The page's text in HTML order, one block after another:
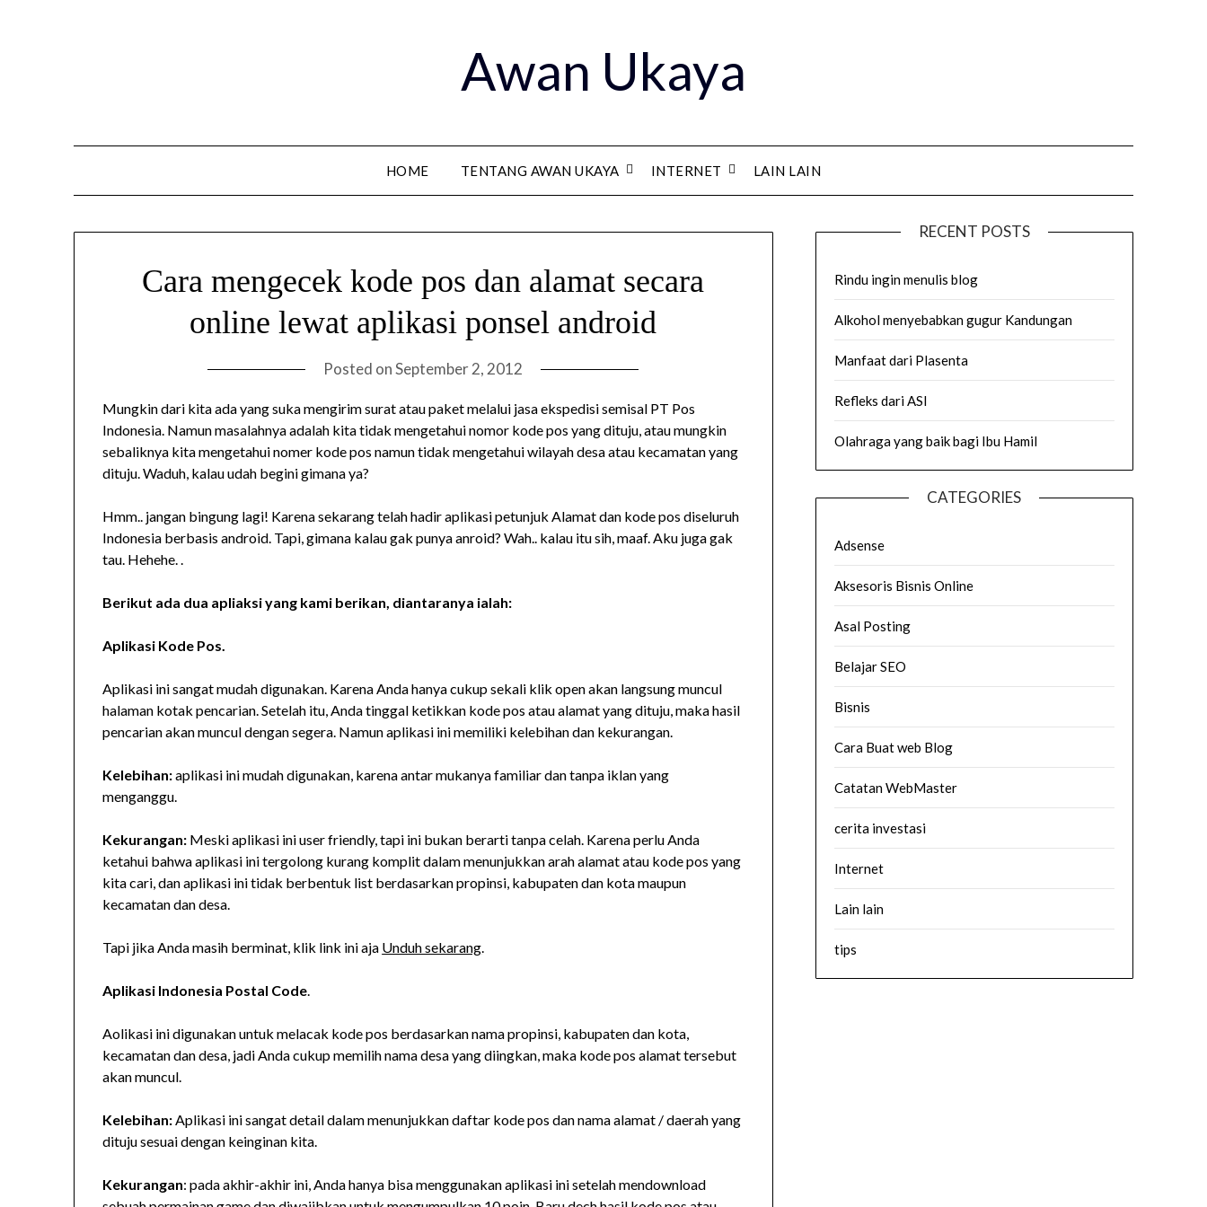
Awan Ukaya
HOME TENTANG AWAN UKAYA INTERNET LAIN LAIN
Cara mengecek kode pos dan alamat secara
online lewat aplikasi ponsel android
Posted onSeptember 2, 2012
Mungkin dari kita ada yang suka mengirim surat atau paket melalui jasa ekspedisi semisal PT Pos
Indonesia. Namun masalahnya adalah kita tidak mengetahui nomor kode pos yang dituju, atau mungkin
sebaliknya kita mengetahui nomer kode pos namun tidak mengetahui wilayah desa atau kecamatan yang
dituju. Waduh, kalau udah begini gimana ya?
Hmm.. jangan bingung lagi! Karena sekarang telah hadir aplikasi petunjuk Alamat dan kode pos diseluruh
Indonesia berbasis android. Tapi, gimana kalau gak punya anroid? Wah.. kalau itu sih, maaf. Aku juga gak
tau. Hehehe. .
Berikut ada dua apliaksi yang kami berikan, diantaranya ialah:
Aplikasi Kode Pos.
Aplikasi ini sangat mudah digunakan. Karena Anda hanya cukup sekali klik open akan langsung muncul
halaman kotak pencarian. Setelah itu, Anda tinggal ketikkan kode pos atau alamat yang dituju, maka hasil
pencarian akan muncul dengan segera. Namun aplikasi ini memiliki kelebihan dan kekurangan.
Kelebihan:aplikasi ini mudah digunakan, karena antar mukanya familiar dan tanpa iklan yang
menganggu.
Kekurangan: Meski aplikasi ini user friendly, tapi ini bukan berarti tanpa celah. Karena perlu Anda
ketahui bahwa aplikasi ini tergolong kurang komplit dalam menunjukkan arah alamat atau kode pos yang
kita cari, dan aplikasi ini tidak berbentuk list berdasarkan propinsi, kabupaten dan kota maupun
kecamatan dan desa.
Tapi jika Anda masih berminat, klik link ini aja Unduh sekarang.
Aplikasi Indonesia Postal Code.
Aolikasi ini digunakan untuk melacak kode pos berdasarkan nama propinsi, kabupaten dan kota,
kecamatan dan desa, jadi Anda cukup memilih nama desa yang diingkan, maka kode pos alamat tersebut
akan muncul.
Kelebihan:Aplikasi ini sangat detail dalam menunjukkan daftar kode pos dan nama alamat / daerah yang
dituju sesuai dengan keinginan kita.
Kekurangan: pada akhir-akhir ini, Anda hanya bisa menggunakan aplikasi ini setelah mendownload
RECENT POSTS
Rindu ingin menulis blog
Alkohol menyebabkan gugur Kandungan
Manfaat dari Plasenta
Refleks dari ASI
Olahraga yang baik bagi Ibu Hamil
CATEGORIES
Adsense
Aksesoris Bisnis Online
Asal Posting
Belajar SEO
Bisnis
Cara Buat web Blog
Catatan WebMaster
cerita investasi
Internet
Lain lain
tips